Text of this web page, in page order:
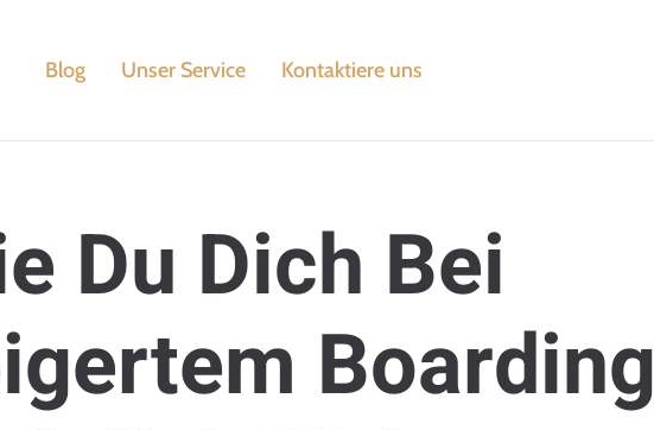
Blog Unser Service Kontaktiere uns
Du Dich Bei
Boarding